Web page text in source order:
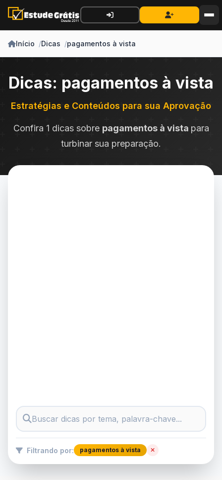
Início Dicas pagamentos à vista
Dicas: pagamentos à vista
Estratégias e Conteúdos para sua Aprovação
Confira 1 dicas sobre pagamentos à vista para
turbinar sua preparação.
Filtrando por: pagamentos à vista